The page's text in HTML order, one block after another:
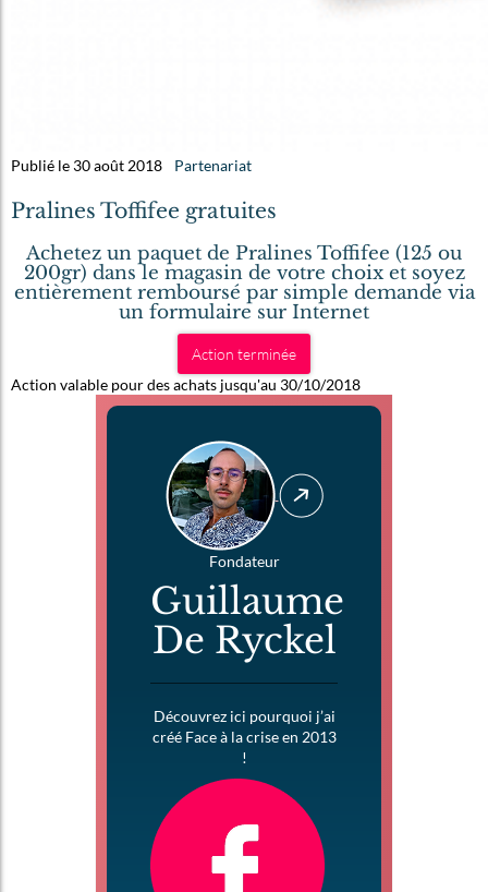
Publié le 30 août 2018 Partenariat
Pralines Toffifee gratuites
Achetez un paquet de Pralines Toffifee (125 ou
200gr) dans le magasin de votre choix et soyez
entièrement remboursé par simple demande via
un formulaire sur Internet
Action terminée
Action valable pour des achats jusqu'au 30/10/2018
Fondateur
Guillaume
De Ryckel
Découvrez ici pourquoi j’ai
créé Face à la crise en 2013
!